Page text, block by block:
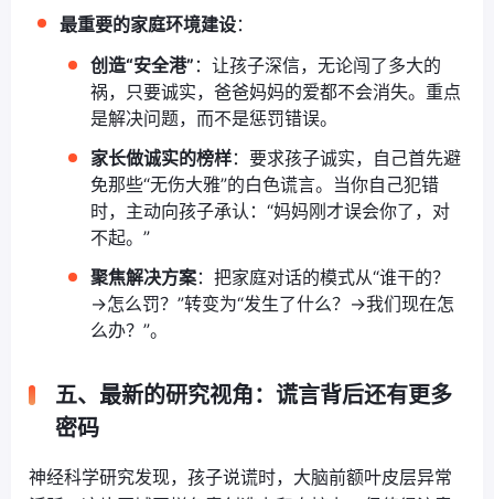
最重要的家庭环境建设：
创造“安全港” ：让孩子深信，无论闯了多大的
祸，只要诚实，爸爸妈妈的爱都不会消失。重点
是解决问题，而不是惩罚错误。
家长做诚实的榜样：要求孩子诚实，自己首先避
免那些“无伤大雅”的白色谎言。当你自己犯错
时，主动向孩子承认：“妈妈刚才误会你了，对
不起。”
聚焦解决方案：把家庭对话的模式从“谁干的？
→怎么罚？”转变为“发生了什么？→我们现在怎
么办？”。
五、最新的研究视角：谎言背后还有更多
密码
神经科学研究发现，孩子说谎时，大脑前额叶皮层异常